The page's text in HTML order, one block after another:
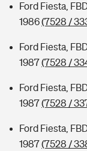
Ford Fiesta,
1986(7528 /
Ford Fiesta,
1987(7528 /
Ford Fiesta,
1987(7528 /
Ford Fiesta,
1987(7528 /